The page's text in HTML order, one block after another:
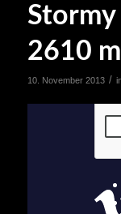
2610
10. November 2013 /